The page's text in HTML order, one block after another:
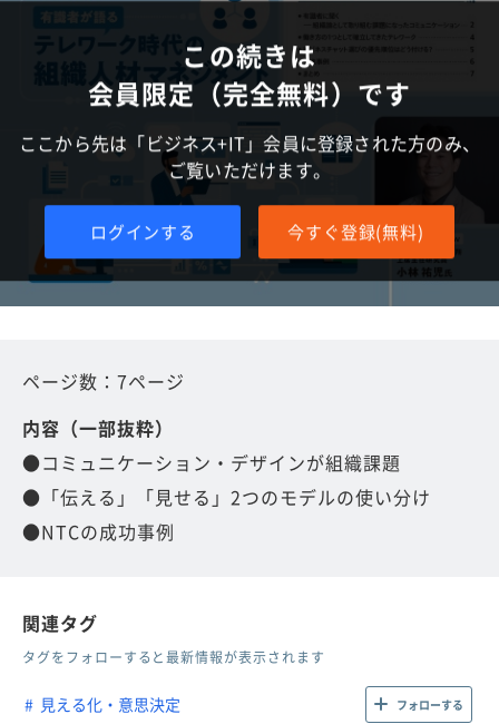
この続きは
会員限定（完全無料）です
ここから先は「ビジネス+IT」会員に登録された方のみ、
ご覧いただけます。
ログインする 今すぐ登録(無料)
ページ数：7ページ
内容（一部抜粋）
●コミュニケーション・デザインが組織課題
●「伝える」「見せる」2つのモデルの使い分け
●NTCの成功事例
関連タグ
タグをフォローすると最新情報が表示されます
見える化・意思決定 フォローする